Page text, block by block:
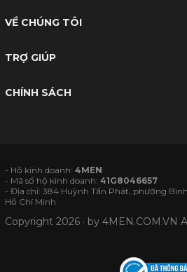
VỀ CHÚNG TÔI
TRỢ GIÚP
CHÍNH SÁCH
- Hộ kinh doanh:4MEN
- Mã số hộ kinh doanh:41G8046657
- Địa chỉ: 384 Huỳnh Tấn Phát, phường
Hồ Chí Minh
Copyright 2026 · by4MEN.COM.VN